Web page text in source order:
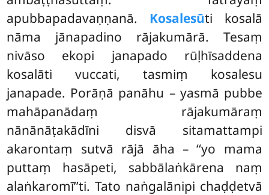
apubbapadavaṇṇanā. Kosalesūti kosalā
nāma jānapadino rājakumārā. Tesaṃ
nivāso ekopi janapado rūḷhīsaddena
kosalāti vuccati, tasmiṃ kosalesu
janapade. Porāṇā panāhu – yasmā pubbe
mahāpanādaṃ rājakumāraṃ
nānānāṭakādīni disvā sitamattampi
akarontaṃ sutvā rājā āha – ‘‘yo mama
puttaṃ hasāpeti, sabbālaṅkārena naṃ
alaṅkaromī’’ti. Tato naṅgalānipi chaḍḍetvā